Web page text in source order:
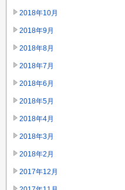
2018年10月
2018年9月
2018年8月
2018年7月
2018年6月
2018年5月
2018年4月
2018年3月
2018年2月
2017年12月